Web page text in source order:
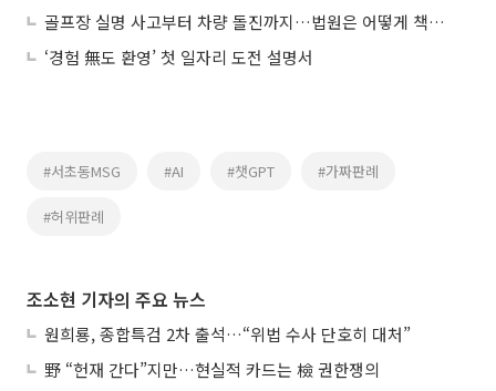
골프장 실명 사고부터 차량 돌진까지…법원은 어떻게 책임 가를까?
‘경험 無도 환영’ 첫 일자리 도전 설명서
#서초동MSG #AI #챗GPT #가짜판례
#허위판례
조소현 기자의 주요 뉴스
원희룡, 종합특검 2차 출석…“위법 수사 단호히 대처”
野 “헌재 간다”지만…현실적 카드는 檢 권한쟁의